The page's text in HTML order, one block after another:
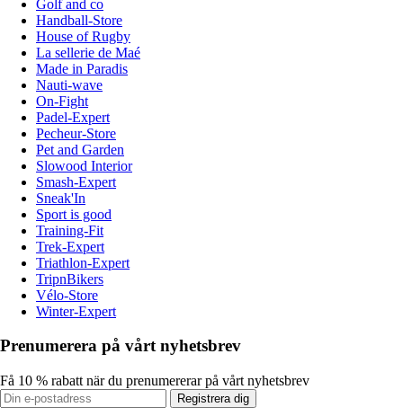
Golf and co
Handball-Store
House of Rugby
La sellerie de Maé
Made in Paradis
Nauti-wave
On-Fight
Padel-Expert
Pecheur-Store
Pet and Garden
Slowood Interior
Smash-Expert
Sneak'In
Sport is good
Training-Fit
Trek-Expert
Triathlon-Expert
TripnBikers
Vélo-Store
Winter-Expert
Prenumerera på vårt nyhetsbrev
Få 10 % rabatt när du prenumererar på vårt nyhetsbrev
Registrera dig